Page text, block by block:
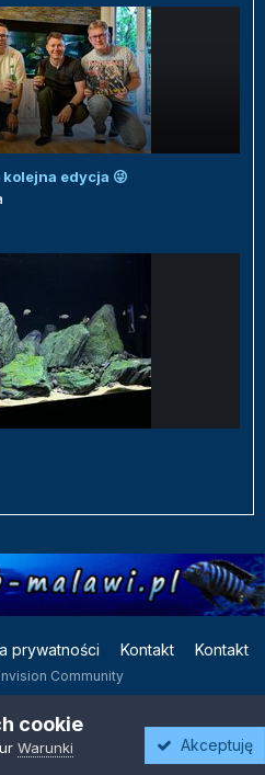
edycja 😜
prywatności Kontakt Kontakt
Community
cookie
Warunki
Akceptuję